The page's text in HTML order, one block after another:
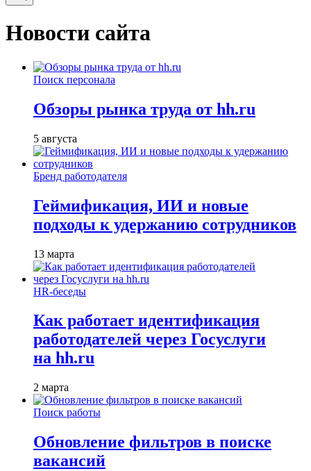
Новости сайта
Поиск персонала
Обзоры рынка труда от hh.ru
5 августа
Бренд работодателя
Геймификация, ИИ и новые
подходы к удержанию сотрудников
13 марта
HR-беседы
Как работает идентификация
работодателей через Госуслуги
на hh.ru
2 марта
Поиск работы
Обновление фильтров в поиске
вакансий